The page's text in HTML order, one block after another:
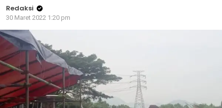
Redaksi
30 Maret 2022 1:20 pm